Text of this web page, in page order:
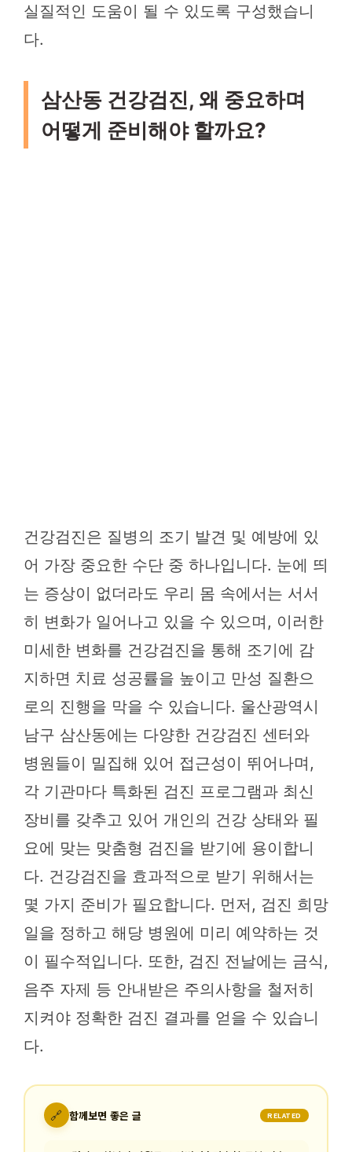
실질적인 도움이 될 수 있도록 구성했습니
다.
삼산동 건강검진, 왜 중요하며
어떻게 준비해야 할까요?
건강검진은 질병의 조기 발견 및 예방에 있
어 가장 중요한 수단 중 하나입니다. 눈에 띄
는 증상이 없더라도 우리 몸 속에서는 서서
히 변화가 일어나고 있을 수 있으며, 이러한
미세한 변화를 건강검진을 통해 조기에 감
지하면 치료 성공률을 높이고 만성 질환으
로의 진행을 막을 수 있습니다. 울산광역시
남구 삼산동에는 다양한 건강검진 센터와
병원들이 밀집해 있어 접근성이 뛰어나며,
각 기관마다 특화된 검진 프로그램과 최신
장비를 갖추고 있어 개인의 건강 상태와 필
요에 맞는 맞춤형 검진을 받기에 용이합니
다. 건강검진을 효과적으로 받기 위해서는
몇 가지 준비가 필요합니다. 먼저, 검진 희망
일을 정하고 해당 병원에 미리 예약하는 것
이 필수적입니다. 또한, 검진 전날에는 금식,
음주 자제 등 안내받은 주의사항을 철저히
지켜야 정확한 검진 결과를 얻을 수 있습니
다.
🔗 함께보면 좋은 글 RELATED